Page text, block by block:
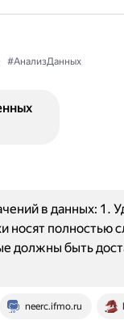
#АнализДанных
neerc.ifmo.ru
в данных: 1.
носят полностью
должны быть